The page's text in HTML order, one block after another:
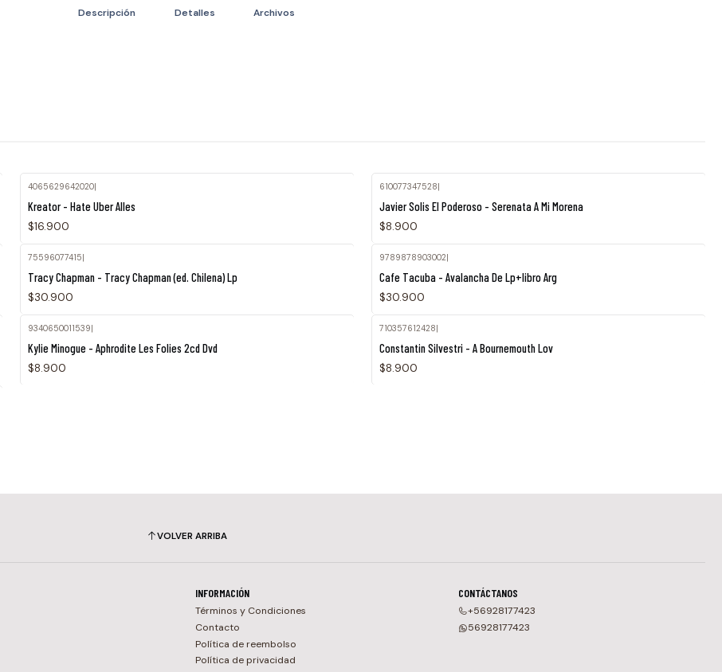
Descripción Detalles Archivos
4065629642020|
Kreator - Hate Uber Alles
$16.900
610077347528|
Javier Solis El Poderoso - Serenata A Mi Morena
$8.900
75596077415|
Tracy Chapman - Tracy Chapman (ed. Chilena) Lp
$30.900
9789878903002|
Cafe Tacuba - Avalancha De Lp+libro Arg
$30.900
9340650011539|
Kylie Minogue - Aphrodite Les Folies 2cd Dvd
$8.900
710357612428|
Constantin Silvestri - A Bournemouth Lov
$8.900
VOLVER ARRIBA
INFORMACIÓN
Términos y Condiciones
Contacto
Política de reembolso
Política de privacidad
CONTÁCTANOS
+56928177423
56928177423